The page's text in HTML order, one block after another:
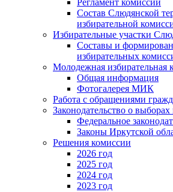
Регламент комиссии
Состав Слюдянской
избирательной
Избирательные участки
Составы и
избирательных
Молодежная избирательная
Общая информация
Фотогалерея МИК
Работа с обращениями
Законодательство о
Федеральное
Законы Иркутской
Решения комиссии
2026 год
2025 год
2024 год
2023 год